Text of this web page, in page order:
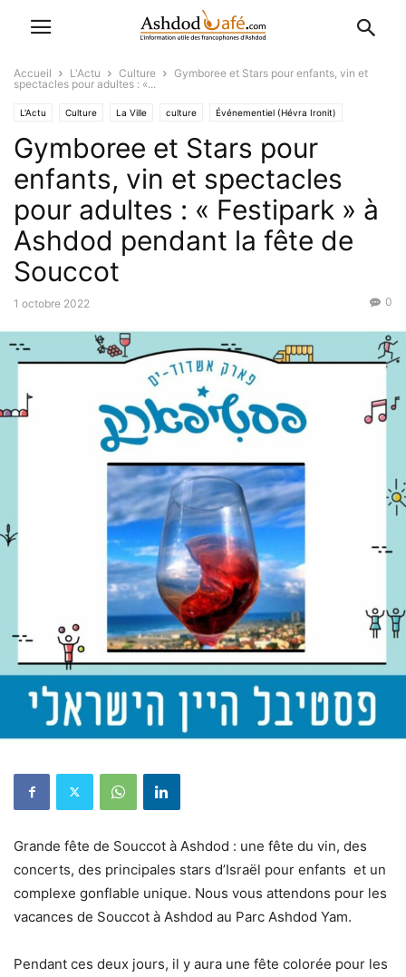
Accueil L'Actu Culture
Gymboree et Stars pour enfants, vin et
spectacles pour adultes : «...
L'Actu Culture La Ville culture Événementiel (Hévra Ironit)
Favoris
Gymboree et Stars pour
enfants, vin et spectacles
pour adultes : « Festipark » à
Ashdod pendant la fête de
Souccot
1 octobre 2022 0
Grande fête de Souccot à Ashdod : une fête du vin, des
concerts, des principales stars d’Israël pour enfants et un
complexe gonflable unique. Nous vous attendons pour les
vacances de Souccot à Ashdod au Parc Ashdod Yam.
Pendant ces deux jours, il y aura une fête colorée pour les